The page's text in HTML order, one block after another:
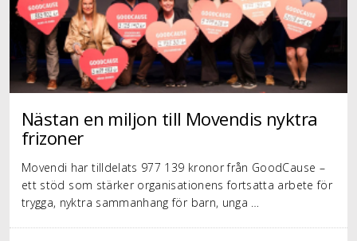
Nästan en miljon till Movendis nyktra
frizoner
Movendi har tilldelats 977 139 kronor från GoodCause –
ett stöd som stärker organisationens fortsatta arbete för
trygga, nyktra sammanhang för barn, unga …